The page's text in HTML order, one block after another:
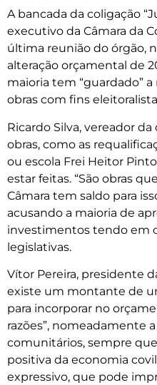
A bancada da coligação
executivo da Câmara da
última reunião do órgão,
alteração orçamental de
maioria tem “guardado”
obras com fins
Ricardo Silva, vereador
obras, como as
ou escola Frei Heitor
estar feitas. “São obras
Câmara tem saldo para
acusando a maioria de
investimentos tendo em
legislativas.
Vítor Pereira, presidente
existe um montante de
para incorporar no
razões”, nomeadamente
comunitários, sempre
positiva da economia
expressivo, que pode